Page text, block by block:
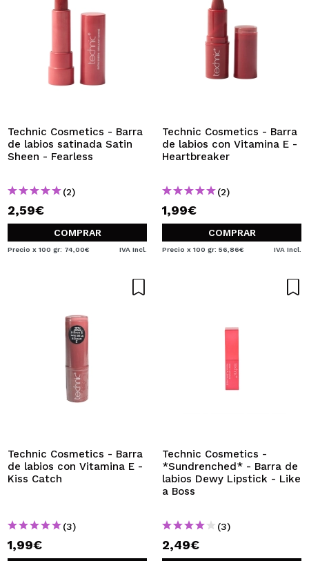
No tengo cuenta aquí
QUIERO REGISTRARME
pedidos y consultar tus operaciones anteriores.
Technic Cosmetics - Barra
de labios satinada Satin
Sheen - Fearless
(2)
2,59€
COMPRAR
Precio x 100 gr: 74,00€ IVA Incl.
Technic Cosmetics - Barra
de labios con Vitamina E -
Heartbreaker
(2)
1,99€
COMPRAR
Precio x 100 gr: 56,86€ IVA Incl.
Technic Cosmetics - Barra
de labios con Vitamina E -
Kiss Catch
(3)
1,99€
Technic Cosmetics -
*Sundrenched* - Barra de
labios Dewy Lipstick - Like
a Boss
(3)
2,49€